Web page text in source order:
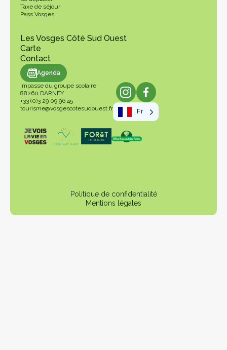
Taxe de séjour
Pass Vosges
Les Vosges Côté Sud Ouest
Carte
Contact
Agenda
Impasse du groupe scolaire
88260 DARNEY
+33 (0)3 29 09 96 45
tourisme@vosgescotesudouest.fr
Fr
Politique de confidentialité
Mentions légales